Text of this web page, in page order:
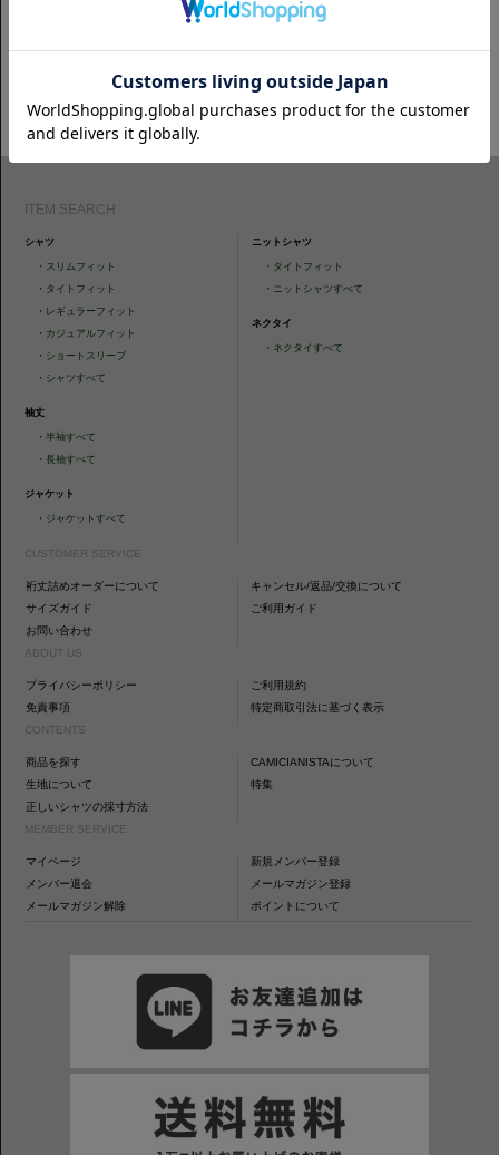
CAMICIANISTAの最新情報、スタイル提案などをおしらせします。是非フ
ォローください。
ITEM SEARCH
シャツ
・ スリムフィット
・ タイトフィット
・ レギュラーフィット
・ カジュアルフィット
・ ショートスリーブ
・ シャツすべて
袖丈
・半袖すべて
・長袖すべて
ジャケット
・ ジャケットすべて
ニットシャツ
・ タイトフィット
・ ニットシャツすべて
ネクタイ
・ ネクタイすべて
CUSTOMER SERVICE
裄丈詰めオーダーについて
キャンセル/返品/交換について
サイズガイド
ご利用ガイド
お問い合わせ
ABOUT US
プライバシーポリシー
ご利用規約
免責事項
特定商取引法に基づく表示
CONTENTS
商品を探す
CAMICIANISTAについて
生地について
特集
正しいシャツの採寸方法
MEMBER SERVICE
マイページ
新規メンバー登録
メンバー退会
メールマガジン登録
メールマガジン解除
ポイントについて